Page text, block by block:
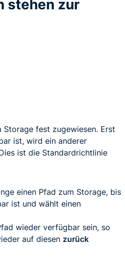
stehen zur
fest zugewiesen. Erst
ist, wird ein anderer
ist die Standardrichtlinie
einen Pfad zum Storage, bis
ist und wählt einen
wieder verfügbar sein, so
auf diesen zurück